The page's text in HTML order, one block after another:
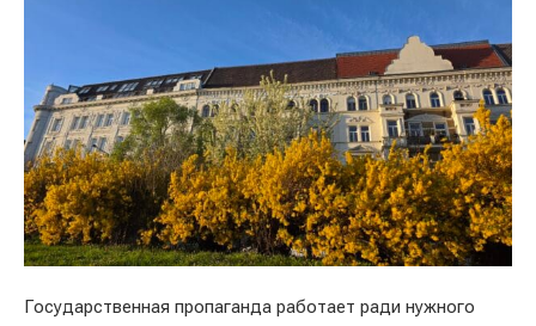
Государственная пропаганда работает ради нужного